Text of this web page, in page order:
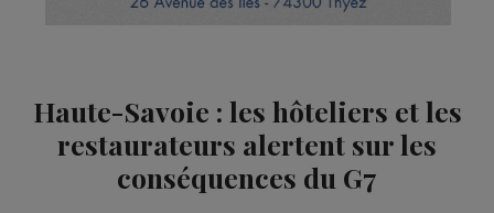
Haute-Savoie : les hôteliers et les
restaurateurs alertent sur les
conséquences du G7